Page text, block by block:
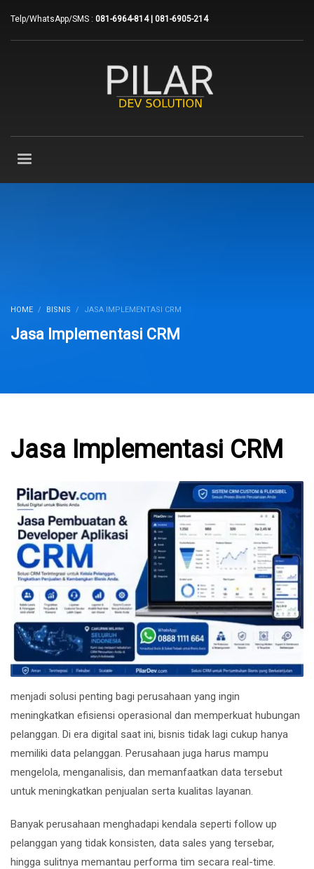
Telp/WhatsApp/SMS : 081-6964-814 | 081-6905-214
HOME BISNIS JASA IMPLEMENTASI CRM
Jasa Implementasi CRM
Jasa Implementasi CRM
menjadi solusi penting bagi perusahaan yang ingin
meningkatkan efisiensi operasional dan memperkuat hubungan
pelanggan. Di era digital saat ini, bisnis tidak lagi cukup hanya
memiliki data pelanggan. Perusahaan juga harus mampu
mengelola, menganalisis, dan memanfaatkan data tersebut
untuk meningkatkan penjualan serta kualitas layanan.
Banyak perusahaan menghadapi kendala seperti follow up
pelanggan yang tidak konsisten, data sales yang tersebar,
hingga sulitnya memantau performa tim secara real-time.